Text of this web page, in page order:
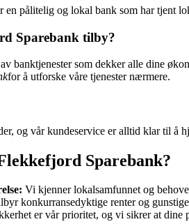
en pålitelig og lokal bank som har tjent
Sparebank tilby?
banktjenester som dekker alle dine
for å utforske våre tjenester nærmere.
og vår kundeservice er alltid klar til å
Sparebank?
Vi kjenner lokalsamfunnet og
konkurransedyktige renter og
er vår prioritet, og vi sikrer at dine